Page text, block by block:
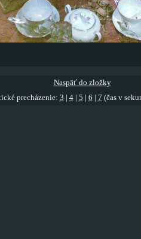
Naspäť do zložky
precházenie: 3 4| 5 6 7 (čas v